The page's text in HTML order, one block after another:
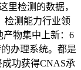
里检测的数据，
检测能力行业领
产物集中上新：6
办理系统。都是
功获得CNAS承